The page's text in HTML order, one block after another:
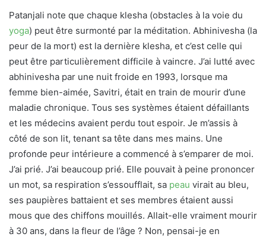
Patanjali note que chaque klesha (obstacles à la voie du
yoga) peut être surmonté par la méditation. Abhinivesha (la
peur de la mort) est la dernière klesha, et c’est celle qui
peut être particulièrement difficile à vaincre. J’ai lutté avec
abhinivesha par une nuit froide en 1993, lorsque ma
femme bien-aimée, Savitri, était en train de mourir d’une
maladie chronique. Tous ses systèmes étaient défaillants
et les médecins avaient perdu tout espoir. Je m’assis à
côté de son lit, tenant sa tête dans mes mains. Une
profonde peur intérieure a commencé à s’emparer de moi.
J’ai prié. J’ai beaucoup prié. Elle pouvait à peine prononcer
un mot, sa respiration s’essoufflait, sa peau virait au bleu,
ses paupières battaient et ses membres étaient aussi
mous que des chiffons mouillés. Allait-elle vraiment mourir
à 30 ans, dans la fleur de l’âge ? Non, pensai-je en